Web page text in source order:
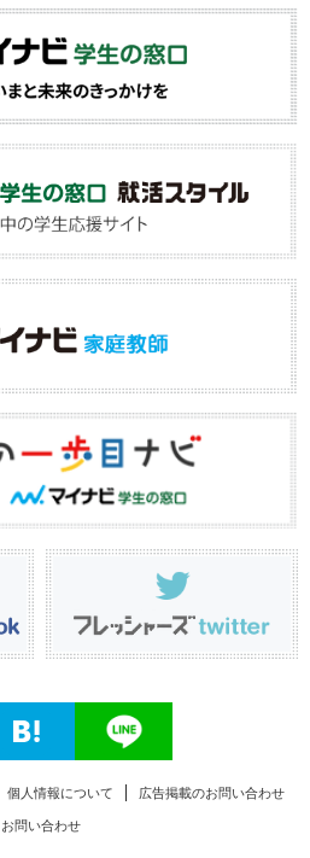
個人情報について 広告掲載のお問い合わせ
お問い合わせ